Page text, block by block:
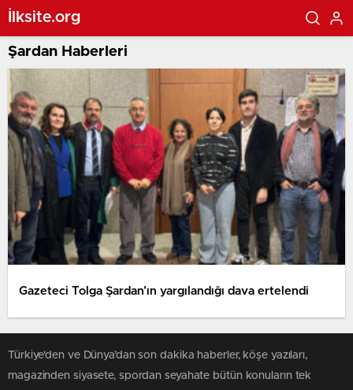
İlksite.org
Şardan Haberleri
Gazeteci Tolga Şardan’ın yargılandığı dava ertelendi
Türkiye'den ve Dünya’dan son dakika haberler, köşe yazıları,
magazinden siyasete, spordan seyahate bütün konuların tek